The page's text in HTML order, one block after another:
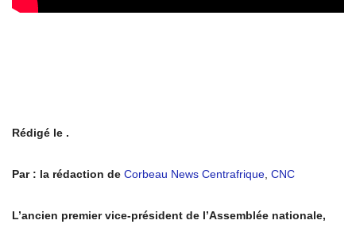
Rédigé le .
Par : la rédaction de Corbeau News Centrafrique, CNC
L’ancien premier vice-président de l’Assemblée nationale,